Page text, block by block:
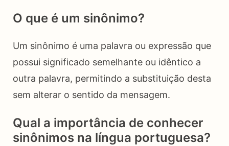
O que é um sinônimo?
Um sinônimo é uma palavra ou expressão que
possui significado semelhante ou idêntico a
outra palavra, permitindo a substituição desta
sem alterar o sentido da mensagem.
Qual a importância de conhecer
sinônimos na língua portuguesa?